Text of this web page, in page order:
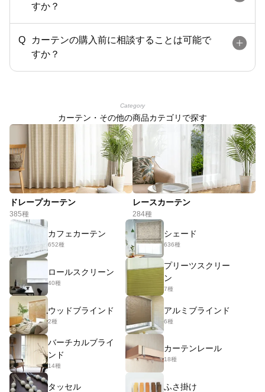
すか？
カーテンの購入前に相談することは可能で
すか？
Category
カーテン・その他の商品カテゴリで探す
ドレープカーテン
385種
レースカーテン
284種
カフェカーテン
652種
シェード
636種
ロールスクリーン
40種
プリーツスクリー
ン
7種
ウッドブラインド
2種
アルミブラインド
6種
バーチカルブライ
ンド
14種
カーテンレール
18種
タッセル ふさ掛け